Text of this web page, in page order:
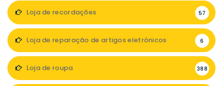
Loja de recordações 57
Loja de reparação de artigos eletrónicos 6
Loja de roupa 388